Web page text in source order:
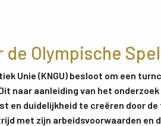
Olympische
Unie (KNGU) besloot om een
naar aanleiding van het
en duidelijkheid te creëren door
met zijn arbeidsvoorwaarden en